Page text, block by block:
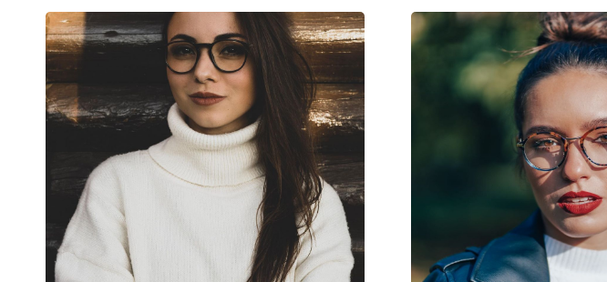
Nastaviteľné sedielka:
Nie
Nie
Slnečný klip:
Príslušenstvo
Čistiaca handrička:
Áno
Ostatné
Typ:
Dámske
Kategória:
Dioptrické okuliare